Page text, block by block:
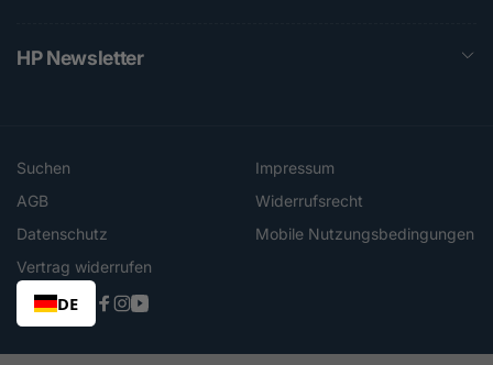
HP Newsletter
Suchen
Impressum
AGB
Widerrufsrecht
Datenschutz
Mobile Nutzungsbedingungen
Vertrag widerrufen
DE
Facebook
Instagram
YouTube